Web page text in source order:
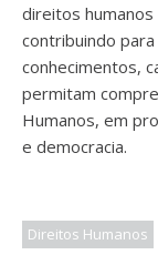
direitos
contribuindo
conhecimentos,
permitam
Humanos, em
e democracia.
Direitos Humanos